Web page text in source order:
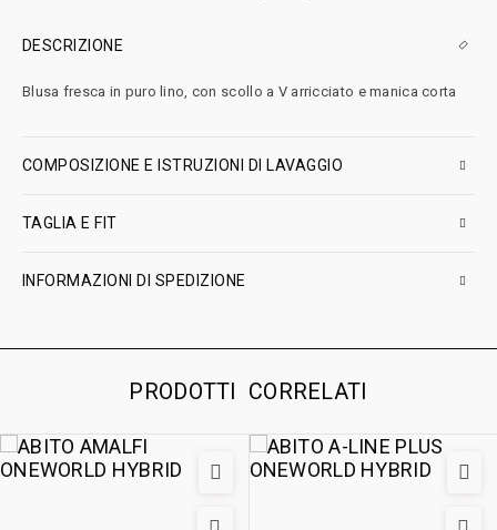
DESCRIZIONE
Blusa fresca in puro lino, con scollo a V arricciato e manica corta
COMPOSIZIONE E ISTRUZIONI DI LAVAGGIO
TAGLIA E FIT
INFORMAZIONI DI SPEDIZIONE
PRODOTTI CORRELATI